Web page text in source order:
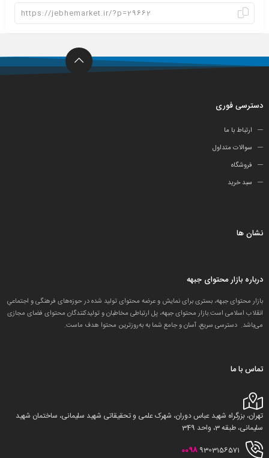
دسترسی فوری
ارتباط با ما
سوالات متداول
فروشگاه
سبد خرید
نشان ها
درباره بازار محتوای جبهه
بازار محتوای جبهه، بستری برای نمایش و عرضه محتوای تولید شده در حوزه‌های فرهنگی و اجتماعیِ
انقلاب اسلامی است.بازار محتوای جبهه، پل ارتباطی مخاطبان و تولید‌کنندگان محتوای فضای مجازی
می‌باشد. دسترسی سریع، آسان و جامع شما به به‌روزترین محتوا هدف ماست.
تماس با ما
تهران، بزرگراه شهید عباس دوران، شهرک علمی و تحقیقاتی شهید سلیمانی، ساختمان شهید
سلیمانی، طبقه 3، واحد 349
0098 9303156571